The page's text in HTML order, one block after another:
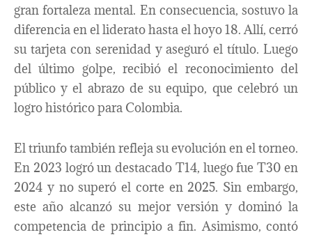
gran fortaleza mental. En consecuencia, sostuvo la
diferencia en el liderato hasta el hoyo 18. Allí, cerró
su tarjeta con serenidad y aseguró el título. Luego
del último golpe, recibió el reconocimiento del
público y el abrazo de su equipo, que celebró un
logro histórico para Colombia.
El triunfo también refleja su evolución en el torneo.
En 2023 logró un destacado T14, luego fue T30 en
2024 y no superó el corte en 2025. Sin embargo,
este año alcanzó su mejor versión y dominó la
competencia de principio a fin. Asimismo, contó